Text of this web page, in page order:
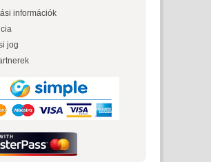
információk
jog